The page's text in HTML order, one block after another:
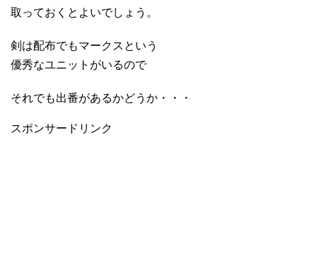
取っておくとよいでしょう。
剣は配布でもマークスという
優秀なユニットがいるので
それでも出番があるかどうか・・・
スポンサードリンク